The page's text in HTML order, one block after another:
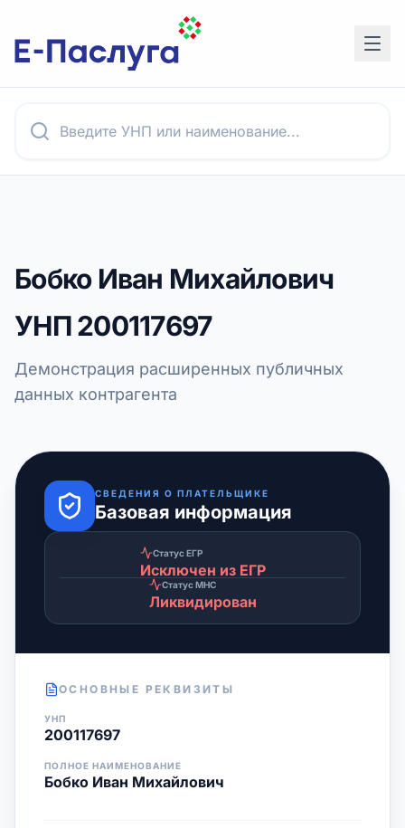
Бобко Иван Михайлович
УНП200117697
Демонстрация расширенных публичных
данных контрагента
СВЕДЕНИЯ О ПЛАТЕЛЬЩИКЕ
Базовая информация
Статус ЕГР
Исключен из ЕГР
Статус МНС
Ликвидирован
ОСНОВНЫЕ РЕКВИЗИТЫ
УНП
200117697
ПОЛНОЕ НАИМЕНОВАНИЕ
Бобко Иван Михайлович